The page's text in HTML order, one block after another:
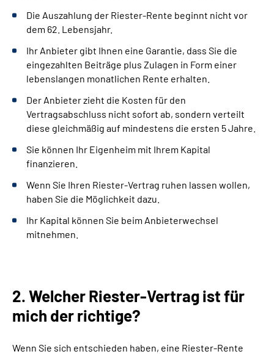
Die Auszahlung der Riester-Rente beginnt nicht vor
dem 62. Lebensjahr.
Ihr Anbieter gibt Ihnen eine Garantie, dass Sie die
eingezahlten Beiträge plus Zulagen in Form einer
lebenslangen monatlichen Rente erhalten.
Der Anbieter zieht die Kosten für den
Vertragsabschluss nicht sofort ab, sondern verteilt
diese gleichmäßig auf mindestens die ersten 5 Jahre.
Sie können Ihr Eigenheim mit Ihrem Kapital
finanzieren.
Wenn Sie Ihren Riester-Vertrag ruhen lassen wollen,
haben Sie die Möglichkeit dazu.
Ihr Kapital können Sie beim Anbieterwechsel
mitnehmen.
2. Welcher Riester-Vertrag ist für
mich der richtige?
Wenn Sie sich entschieden haben, eine Riester-Rente